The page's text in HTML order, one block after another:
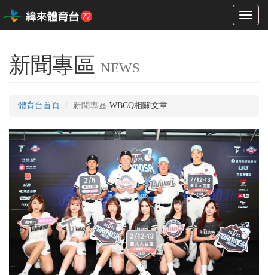
Toggle
新聞專區 NEWS
體育台首頁 新聞專區-WBCQ相關文章